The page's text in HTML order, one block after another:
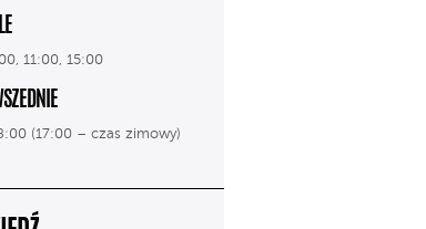
11:00, 15:00
(17:00 – czas zimowy)